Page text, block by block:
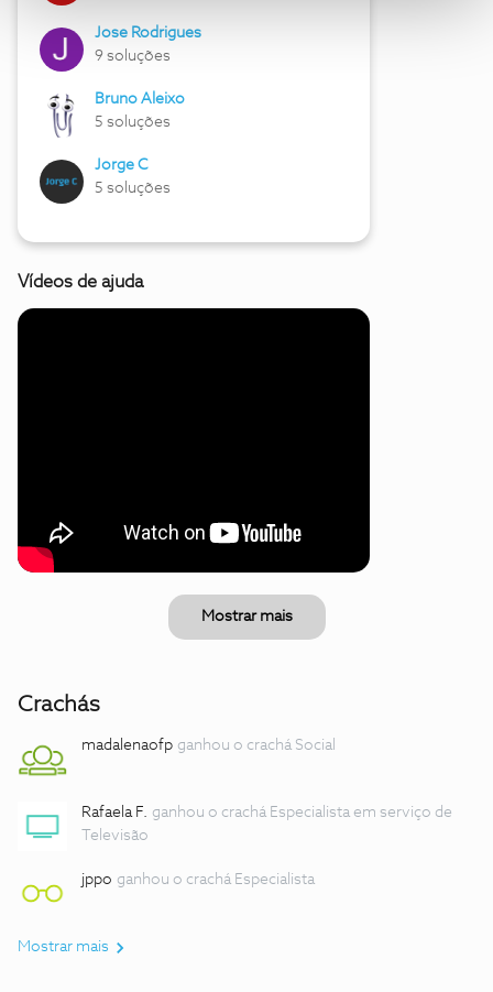
Jose Rodrigues
9 soluções
Bruno Aleixo
5 soluções
Jorge C
5 soluções
Vídeos de ajuda
Mostrar mais
Crachás
madalenaofp ganhou o crachá Social
Rafaela F. ganhou o crachá Especialista em serviço de
Televisão
jppo ganhou o crachá Especialista
Mostrar mais